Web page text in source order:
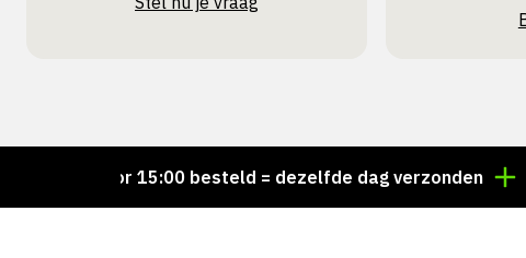
Voor 15:00 besteld = dezelfde dag verzonden